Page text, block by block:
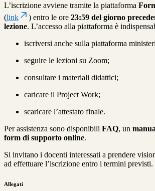
L’iscrizione avviene tramite la piattaforma
(link ) entro le ore 23:59 del giorno
lezione. L’accesso alla piattaforma è
iscriversi anche sulla piattaforma
seguire le lezioni su Zoom;
consultare i materiali didattici;
caricare il Project Work;
scaricare l’attestato finale.
Per assistenza sono disponibili FAQ, un
form di supporto online.
Si invitano i docenti interessati a prendere
ad effettuare l’iscrizione entro i termini previsti.
Allegati